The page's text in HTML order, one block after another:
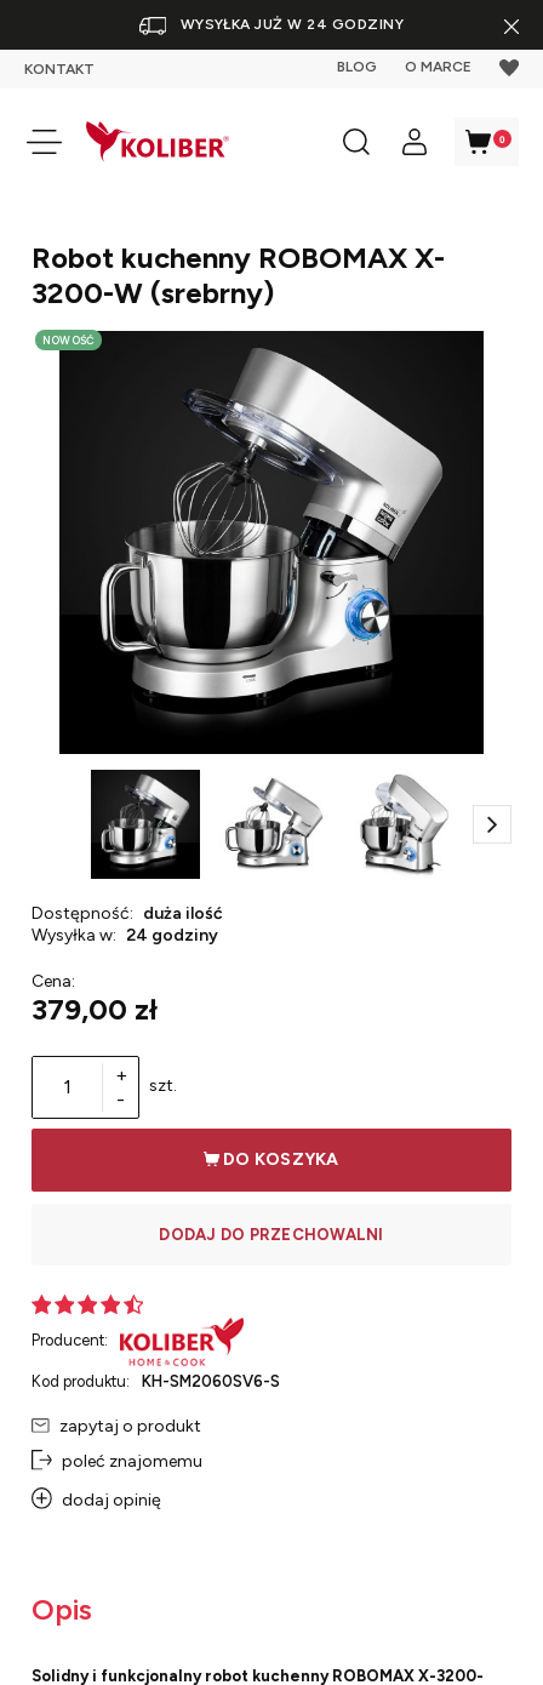
WYSYŁKA JUŻ W 24 GODZINY
KONTAKT BLOG O MARCE
Robot kuchenny ROBOMAX X-
3200-W (srebrny)
NOWOŚĆ
Dostępność: duża ilość
Wysyłka w: 24 godziny
Cena:
379,00 zł
+
-
szt.
DO KOSZYKA
DODAJ DO PRZECHOWALNI
Producent:
Kod produktu: KH-SM2060SV6-S
zapytaj o produkt
poleć znajomemu
dodaj opinię
Opis
Solidny i funkcjonalny robot kuchennyROBOMAX X-3200-